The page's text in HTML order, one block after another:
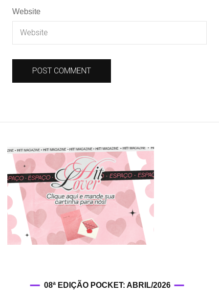
Website
08ª EDIÇÃO POCKET: ABRIL/2026